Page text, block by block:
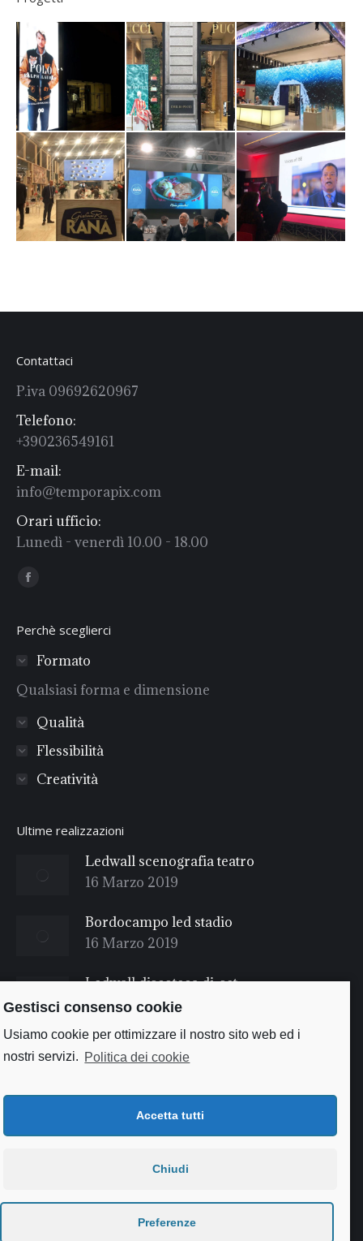
Gestisci consenso cookie
Usiamo cookie per ottimizzare il nostro sito web ed i
nostri servizi. Politica dei cookie
Accetta tutti
Chiudi
Preferenze
Contattaci
P.iva 09692620967
Telefono:
+390236549161
E-mail:
info@temporapix.com
Orari ufficio:
Lunedì - venerdì 10.00 - 18.00
Find us on:
Facebook
Perchè sceglierci
Formato
Qualsiasi forma e dimensione
Qualità
Flessibilità
Creatività
Ultime realizzazioni
Ledwall scenografia teatro
16 Marzo 2019
Bordocampo led stadio
16 Marzo 2019
Ledwall discoteca dj-set
16 Marzo 2019
Useful links